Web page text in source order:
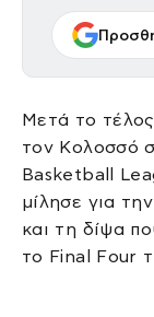
Μετά το
τον Κολοσσό
Basketball
μίλησε για
και τη δίψα
το Final Four